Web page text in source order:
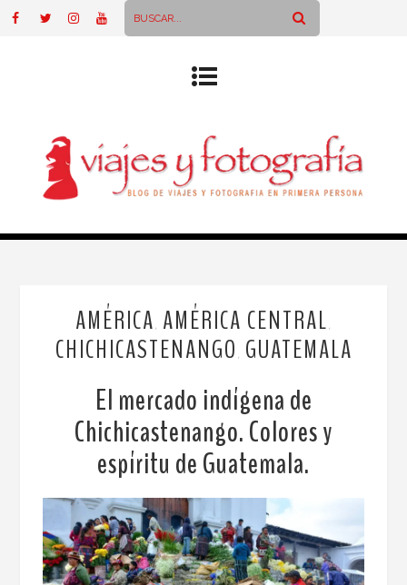
AMÉRICA AMÉRICA CENTRAL
CHICHICASTENANGO GUATEMALA
El mercado indígena de
Chichicastenango. Colores y
espíritu de Guatemala.